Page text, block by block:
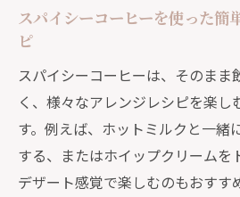
スパイシーコーヒーを使った簡
ピ
スパイシーコーヒーは、そのまま
く、様々なアレンジレシピを楽し
す。例えば、ホットミルクと一緒
する、またはホイップクリームを
デザート感覚で楽しむのもおすす